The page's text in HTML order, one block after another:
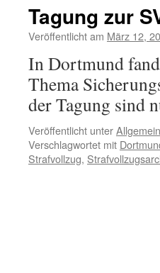
Tagung zur
Veröffentlicht am März 12,
In Dortmund
Thema
der Tagung sind
Veröffentlicht unter
Verschlagwortet mit
Strafvollzug,